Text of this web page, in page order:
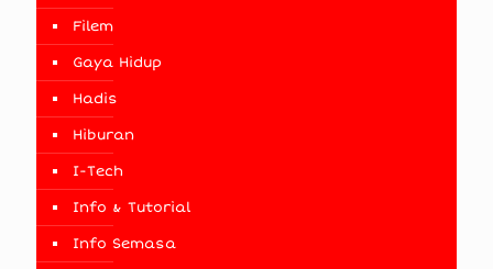
Filem
Gaya Hidup
Hadis
Hiburan
I-Tech
Info & Tutorial
Info Semasa